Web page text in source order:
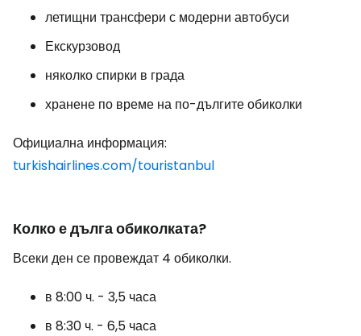
летищни трансфери с модерни автобуси
Екскурзовод
няколко спирки в града
хранене по време на по-дългите обиколки
Официална информация:
turkishairlines.com/touristanbul
Колко е дълга обиколката?
Всеки ден се провеждат 4 обиколки.
в 8:00 ч. - 3,5 часа
в 8:30 ч. - 6,5 часа